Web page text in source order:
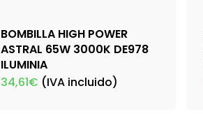
BOMBILLA HIGH POWER
ASTRAL 65W 3000K DE978
ILUMINIA
34,61€ (IVA incluido)